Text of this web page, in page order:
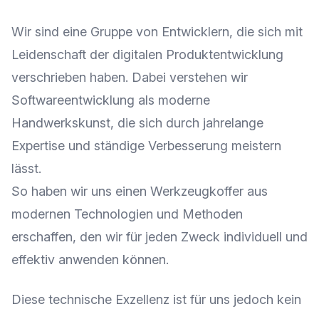
Wir sind eine Gruppe von Entwicklern, die sich mit
Leidenschaft der digitalen Produktentwicklung
verschrieben haben. Dabei verstehen wir
Softwareentwicklung als moderne
Handwerkskunst, die sich durch jahrelange
Expertise und ständige Verbesserung meistern
lässt.
So haben wir uns einen Werkzeugkoffer aus
modernen Technologien und Methoden
erschaffen, den wir für jeden Zweck individuell und
effektiv anwenden können.
Diese technische Exzellenz ist für uns jedoch kein